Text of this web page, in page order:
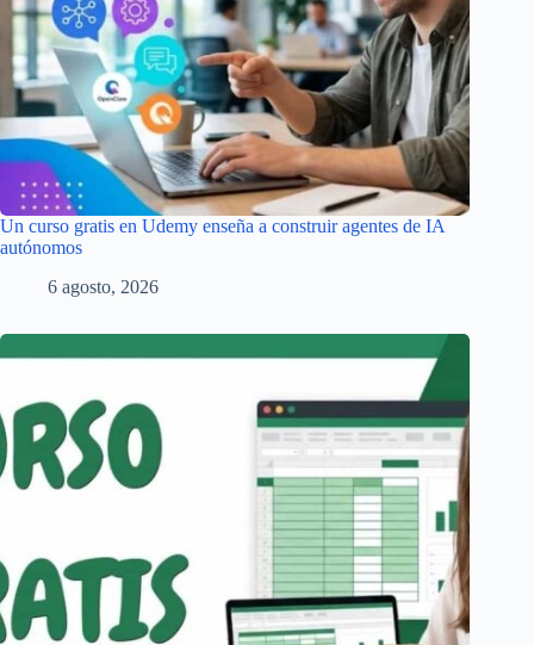
Un curso gratis en Udemy enseña a construir agentes de IA
autónomos
6 agosto, 2026